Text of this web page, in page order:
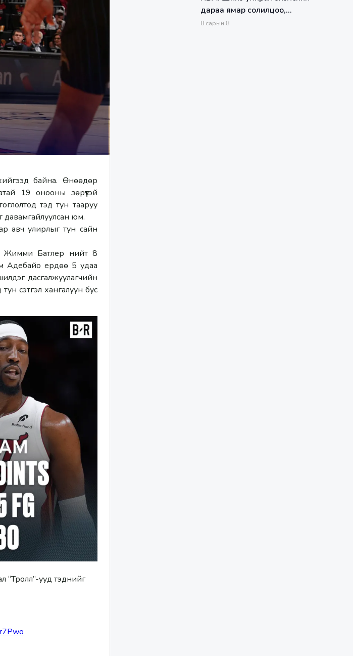
байна. Өнөөдөр
19 онооны зөрүүтэй
тэд тун тааруу
юм.
авч улирлыг тун сайн
Жимми Батлер нийт 8
Адебайо ердөө 5 удаа
дасгалжуулагчийн
сэтгэл хангалуун бус
ууд тэднийг
дараа ямар солилцоо,
наймаа хийгдэх боломжтой
8сарын 8